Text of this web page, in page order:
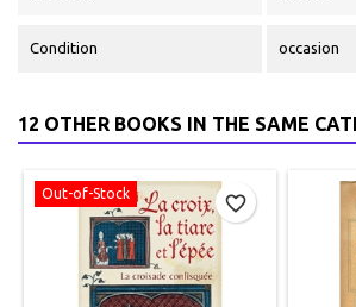
Condition occasion
12 OTHER BOOKS IN THE SAME
Out-of-Stock favorite_border